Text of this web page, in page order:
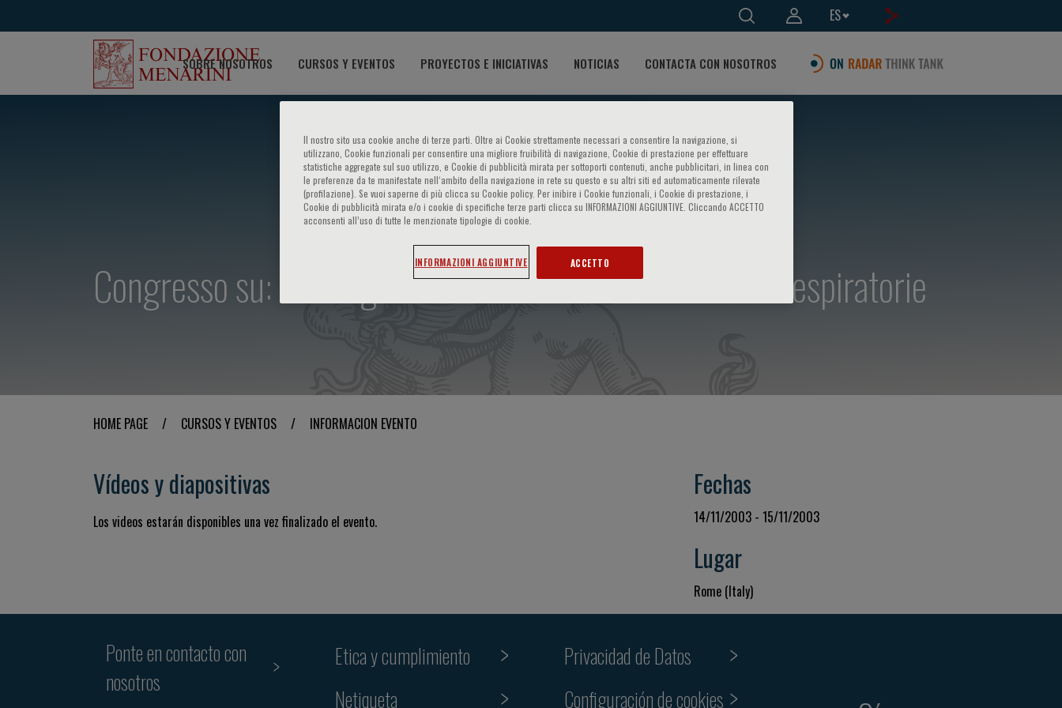
ES
SOBRE NOSOTROS CURSOS Y EVENTOS PROYECTOS E INICIATIVAS NOTICIAS CONTACTA CON NOSOTROS
Congresso su: Patologie cardiovascolari nelle malattie respiratorie
HOME PAGE / CURSOS Y EVENTOS / INFORMACION EVENTO
Vídeos y diapositivas
Los videos estarán disponibles una vez finalizado el evento.
Fechas
14/11/2003 - 15/11/2003
Lugar
Rome (Italy)
Ponte en contacto con
nosotros
Etica y cumplimiento
Netiqueta
Privacidad de Datos
Configuración de cookies
Il nostro sito usa cookie anche di terze parti. Oltre ai Cookie strettamente necessari a consentire la navigazione, si
utilizzano, Cookie funzionali per consentire una migliore fruibilità di navigazione, Cookie di prestazione per effettuare
statistiche aggregate sul suo utilizzo, e Cookie di pubblicità mirata per sottoporti contenuti, anche pubblicitari, in linea con
le preferenze da te manifestate nell‘ambito della navigazione in rete su questo e su altri siti ed automaticamente rilevate
(profilazione). Se vuoi saperne di più clicca su Cookie policy. Per inibire i Cookie funzionali, i Cookie di prestazione, i
Cookie di pubblicità mirata e/o i cookie di specifiche terze parti clicca su INFORMAZIONI AGGIUNTIVE. Cliccando ACCETTO
acconsenti all’uso di tutte le menzionate tipologie di cookie.
INFORMAZIONI AGGIUNTIVE ACCETTO